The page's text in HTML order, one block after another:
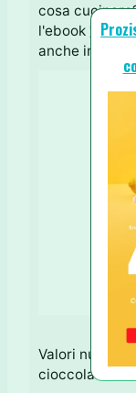
cosa
l'ebook "Le
anche in
Valori
cioccolato: